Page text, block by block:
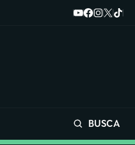
BUSCA